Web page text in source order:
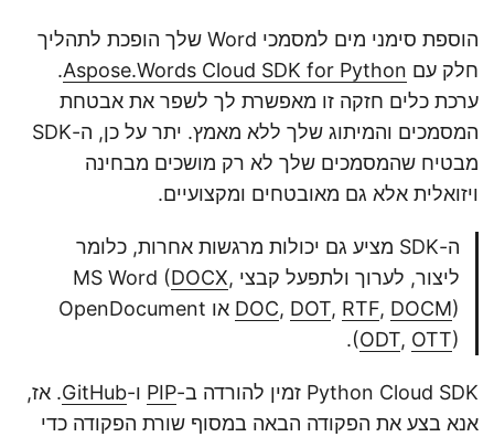
הוספת סימני מים למסמכי Word שלך הופכת לתהליך
חלק עםAspose.Words Cloud SDK for Python
.
ערכת כלים חזקה זו מאפשרת לך לשפר את אבטחת
המסמכים והמיתוג שלך ללא מאמץ. יתר על כן, ה-SDK
מבטיח שהמסמכים שלך לא רק מושכים מבחינה
ויזואלית אלא גם מאובטחים ומקצועיים.
ה-SDK מציע גם יכולות מרגשות אחרות, כלומר
ליצור, לערוך ולתפעל קבצי MS Word ( DOCX ,
DOC ,DOT ,RTF ,DOCM
) או OpenDocument
(ODT ,OTT
Python Cloud SDK זמין להורדה ב- PIPו-GitHub. אז,
אנא בצע את הפקודה הבאה במסוף שורת הפקודה כדי